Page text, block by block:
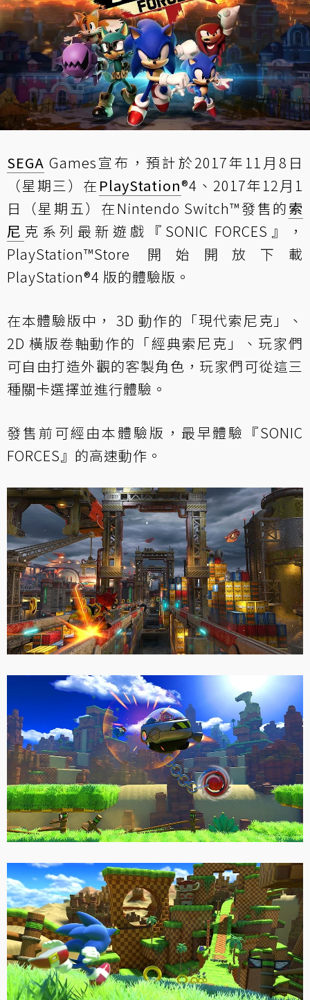
SEGA Games宣布，預計於2017年11月8日
（星期三）在 PlayStation®4、2017年12月1
日（星期五）在Nintendo Switch™發售的索
尼 克系列最新遊戲『SONIC FORCES』，
PlayStation™Store 開始開放下載
PlayStation®4 版的體驗版。
在本體驗版中， 3D 動作的「現代索尼克」、
2D 橫版卷軸動作的「經典索尼克」、玩家們
可自由打造外觀的客製角色，玩家們可從這三
種關卡選擇並進行體驗。
發售前可經由本體驗版，最早體驗『SONIC
FORCES』的高速動作。